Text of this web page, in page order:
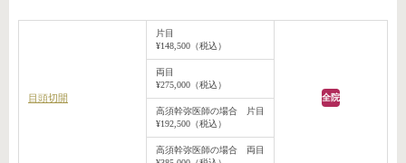
目頭切開
片目
¥148,500（税込）
全院
両目
¥275,000（税込）
高須幹弥医師の場合 片目
¥192,500（税込）
高須幹弥医師の場合 両目